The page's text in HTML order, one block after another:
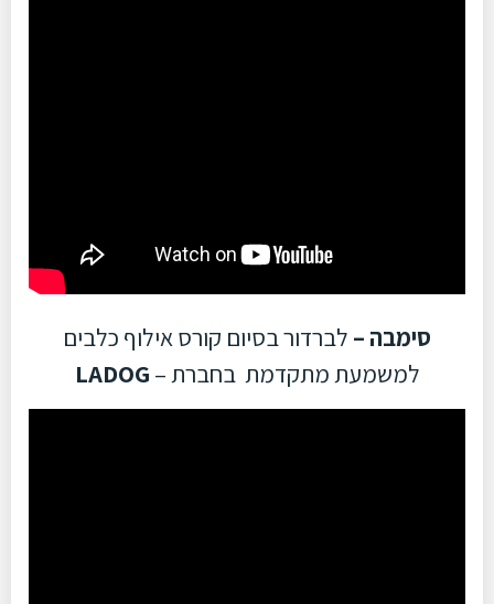
סימבה – לברדור בסיום קורס אילוף כלבים
למשמעת מתקדמת בחברת –LADOG